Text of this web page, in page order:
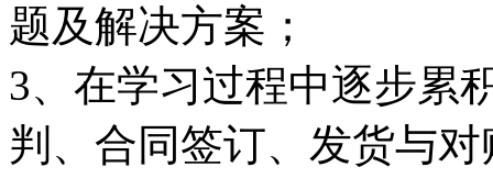
题及解决方案；
3、在学习过程中逐步累
判、合同签订、发货与